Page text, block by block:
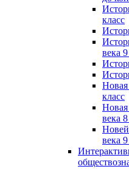
класс
века
класс
века
века